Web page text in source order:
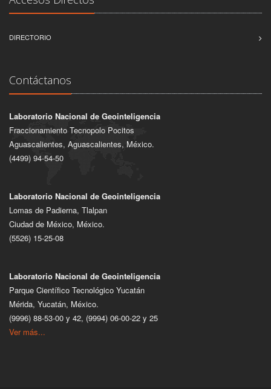
DIRECTORIO
Contáctanos
Laboratorio Nacional de Geointeligencia
Fraccionamiento Tecnopolo Pocitos
Aguascalientes, Aguascalientes, México.
(4499) 94-54-50
Laboratorio Nacional de Geointeligencia
Lomas de Padierna, Tlalpan
Ciudad de México, México.
(5526) 15-25-08
Laboratorio Nacional de Geointeligencia
Parque Científico Tecnológico Yucatán
Mérida, Yucatán, México.
(9996) 88-53-00 y 42, (9994) 06-00-22 y 25
Ver más...